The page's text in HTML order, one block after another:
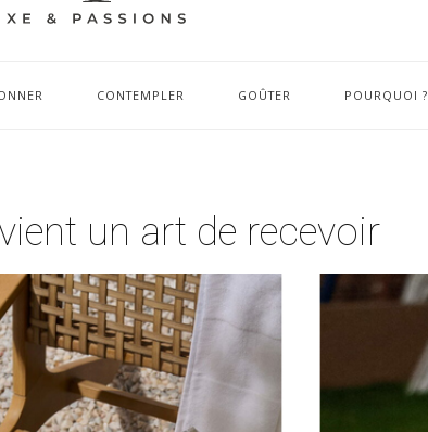
CONTEMPLER GOÛTER POURQUOI ?
un art de recevoir